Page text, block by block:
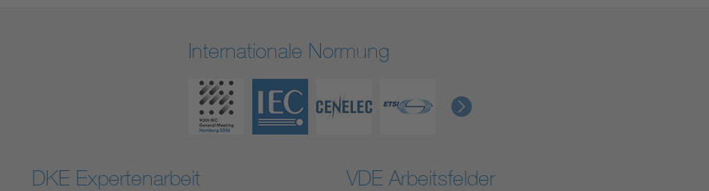
Internationale Normung
DKE Expertenarbeit VDE Arbeitsfelder